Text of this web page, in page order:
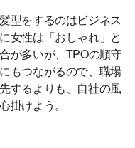
型をするのはビジネス
女性は「おしゃれ」と
が多いが、TPOの順守
もつながるので、職場
するよりも、自社の風
掛けよう。